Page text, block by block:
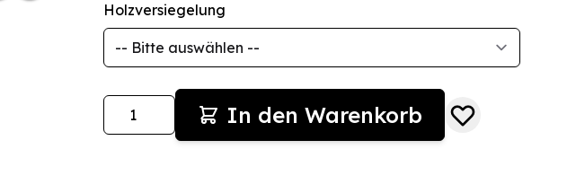
Holzversiegelung
Menge In den Warenkorb